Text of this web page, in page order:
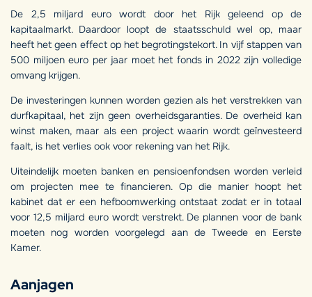
De 2,5 miljard euro wordt door het Rijk geleend op de
kapitaalmarkt. Daardoor loopt de staatsschuld wel op, maar
heeft het geen effect op het begrotingstekort. In vijf stappen van
500 miljoen euro per jaar moet het fonds in 2022 zijn volledige
omvang krijgen.
De investeringen kunnen worden gezien als het verstrekken van
durfkapitaal, het zijn geen overheidsgaranties. De overheid kan
winst maken, maar als een project waarin wordt geïnvesteerd
faalt, is het verlies ook voor rekening van het Rijk.
Uiteindelijk moeten banken en pensioenfondsen worden verleid
om projecten mee te financieren. Op die manier hoopt het
kabinet dat er een hefboomwerking ontstaat zodat er in totaal
voor 12,5 miljard euro wordt verstrekt. De plannen voor de bank
moeten nog worden voorgelegd aan de Tweede en Eerste
Kamer.
Aanjagen